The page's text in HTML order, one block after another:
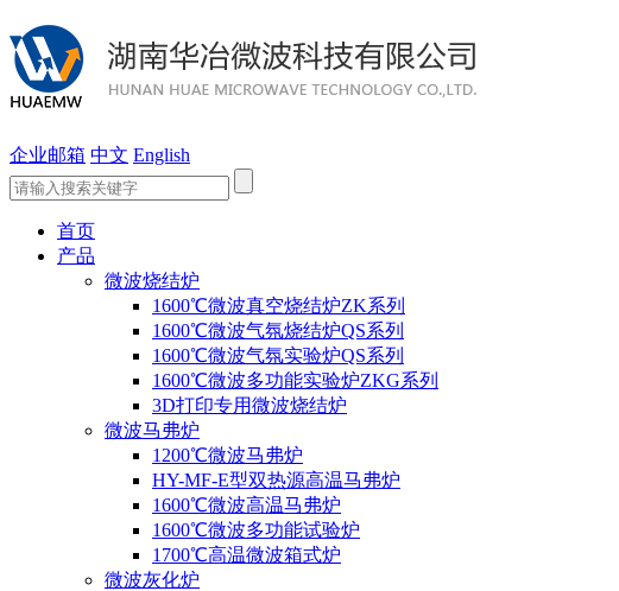
企业邮箱 中文 English
首页
产品
微波烧结炉
1600℃微波真空烧结炉ZK系列
1600℃微波气氛烧结炉QS系列
1600℃微波气氛实验炉QS系列
1600℃微波多功能实验炉ZKG系列
3D打印专用微波烧结炉
微波马弗炉
1200℃微波马弗炉
HY-MF-E型双热源高温马弗炉
1600℃微波高温马弗炉
1600℃微波多功能试验炉
1700℃高温微波箱式炉
微波灰化炉